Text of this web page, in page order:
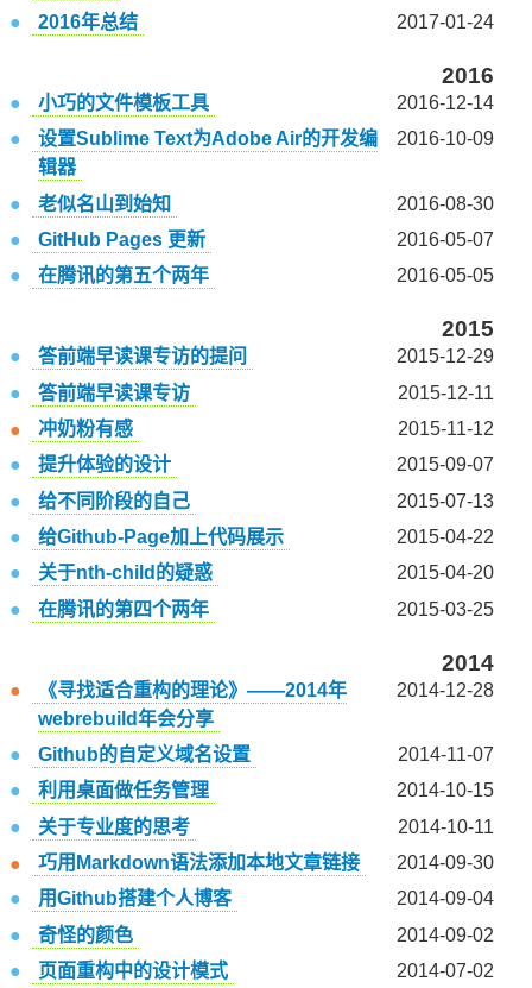
2016年总结
2017-01-24
2016
小巧的文件模板工具
2016-12-14
设置Sublime Text为Adobe Air的开发编
辑器
2016-10-09
老似名山到始知
2016-08-30
GitHub Pages 更新
2016-05-07
在腾讯的第五个两年
2016-05-05
2015
答前端早读课专访的提问
2015-12-29
答前端早读课专访
2015-12-11
冲奶粉有感
2015-11-12
提升体验的设计
2015-09-07
给不同阶段的自己
2015-07-13
给Github-Page加上代码展示
2015-04-22
关于nth-child的疑惑
2015-04-20
在腾讯的第四个两年
2015-03-25
2014
《寻找适合重构的理论》——2014年
webrebuild年会分享
2014-12-28
Github的自定义域名设置
2014-11-07
利用桌面做任务管理
2014-10-15
关于专业度的思考
2014-10-11
巧用Markdown语法添加本地文章链接
2014-09-30
用Github搭建个人博客
2014-09-04
奇怪的颜色
2014-09-02
页面重构中的设计模式
2014-07-02